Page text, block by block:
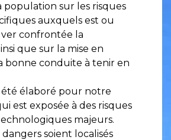
population sur les risques
auxquels est ou
confrontée la
que sur la mise en
bonne conduite à tenir en
été élaboré pour notre
est exposée à des risques
majeurs.
soient localisés